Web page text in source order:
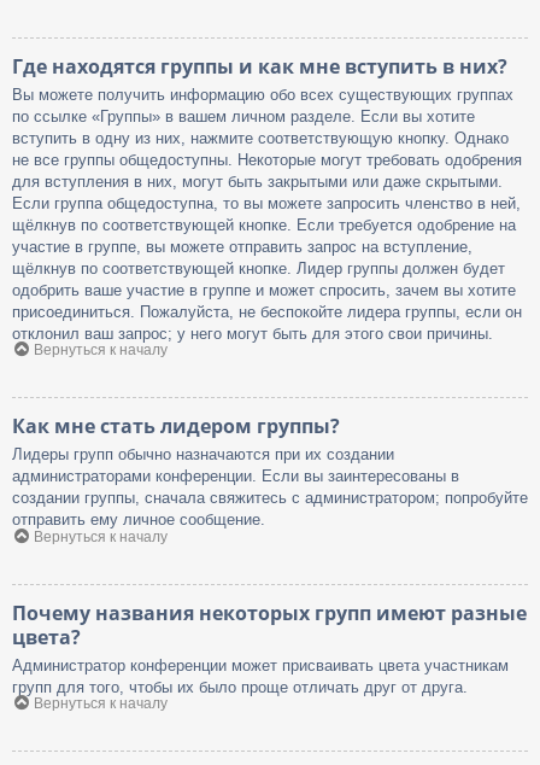
Где находятся группы и как мне вступить в них?
Вы можете получить информацию обо всех существующих группах
по ссылке «Группы» в вашем личном разделе. Если вы хотите
вступить в одну из них, нажмите соответствующую кнопку. Однако
не все группы общедоступны. Некоторые могут требовать одобрения
для вступления в них, могут быть закрытыми или даже скрытыми.
Если группа общедоступна, то вы можете запросить членство в ней,
щёлкнув по соответствующей кнопке. Если требуется одобрение на
участие в группе, вы можете отправить запрос на вступление,
щёлкнув по соответствующей кнопке. Лидер группы должен будет
одобрить ваше участие в группе и может спросить, зачем вы хотите
присоединиться. Пожалуйста, не беспокойте лидера группы, если он
отклонил ваш запрос; у него могут быть для этого свои причины.
Вернуться к началу
Как мне стать лидером группы?
Лидеры групп обычно назначаются при их создании
администраторами конференции. Если вы заинтересованы в
создании группы, сначала свяжитесь с администратором; попробуйте
отправить ему личное сообщение.
Вернуться к началу
Почему названия некоторых групп имеют разные
цвета?
Администратор конференции может присваивать цвета участникам
групп для того, чтобы их было проще отличать друг от друга.
Вернуться к началу